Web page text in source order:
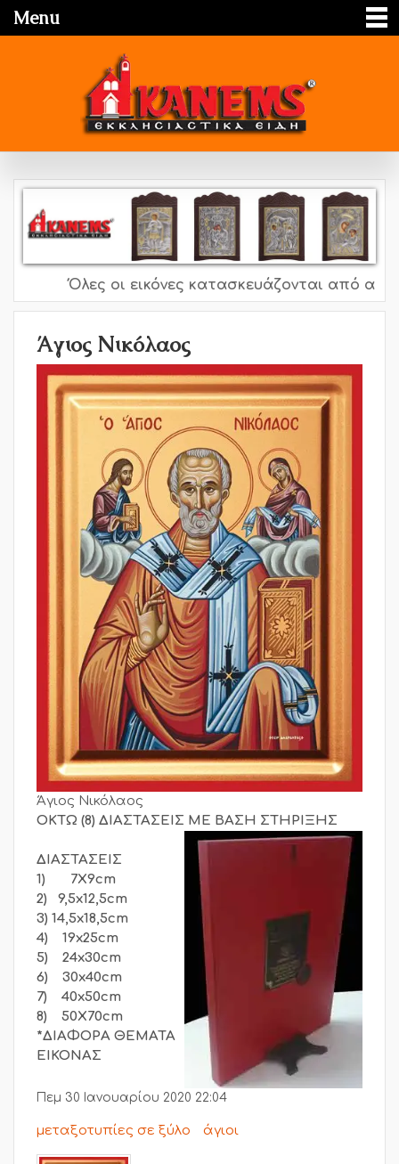
Menu
Όλες οι εικόνες κατασκευάζονται από
Άγιος Νικόλαος
Άγιος Νικόλαος
ΟΚΤΩ (8) ΔΙΑΣΤΑΣΕΙΣ ΜΕ ΒΑΣΗ ΣΤΗΡΙΞΗΣ
ΔΙΑΣΤΑΣΕΙΣ
1) 7Χ9cm
2) 9,5x12,5cm
3) 14,5x18,5cm
4) 19x25cm
5) 24x30cm
6) 30x40cm
7) 40x50cm
8) 50Χ70cm
*ΔΙΑΦΟΡΑ ΘΕΜΑΤΑ
ΕΙΚΟΝΑΣ
Πεμ 30 Ιανουαρίου 2020 22:04
μεταξοτυπίες σε ξύλο άγιοι